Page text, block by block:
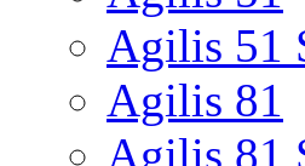
Agilis 51
Agilis 81
Agilis 81